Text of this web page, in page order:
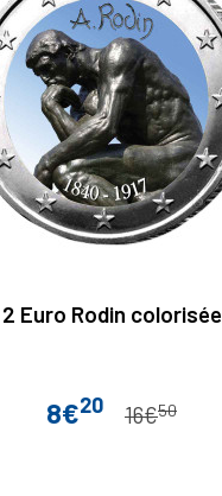
2 Euro Rodin colorisée
Prix
8€20 Prix de base
16€50